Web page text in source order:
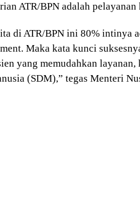
ATR/BPN adalah pelayanan
di ATR/BPN ini 80% intinya
Maka kata kunci
yang memudahkan layanan,
(SDM),” tegas Menteri